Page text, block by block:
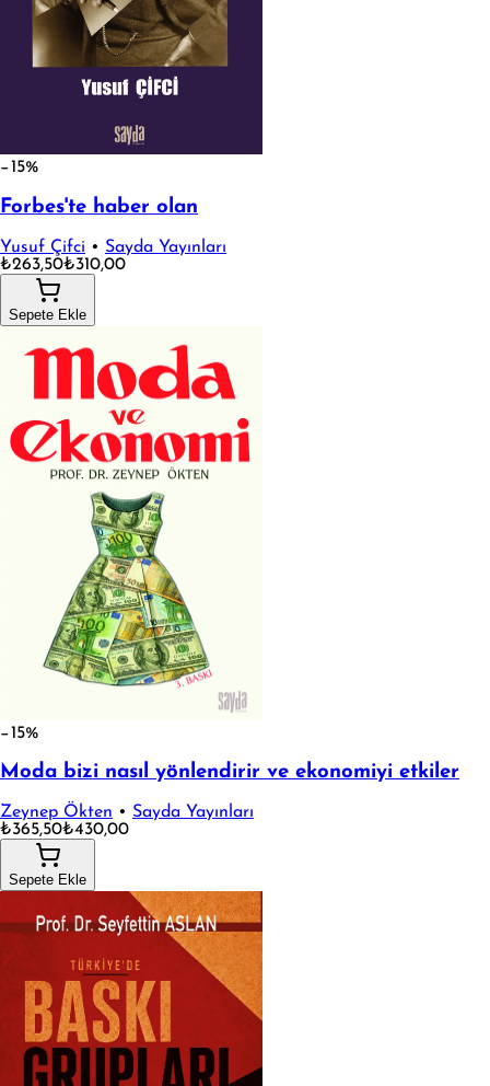
−15%
Forbes'te haber olan
Yusuf Çifci • Sayda Yayınları
₺263,50₺310,00
Sepete Ekle
−15%
Moda bizi nasıl yönlendirir ve ekonomiyi etkiler
Zeynep Ökten • Sayda Yayınları
₺365,50₺430,00
Sepete Ekle